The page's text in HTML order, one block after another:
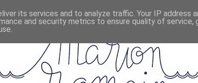
its services and to analyze traffic. Your IP address
and security metrics to ensure quality of service,